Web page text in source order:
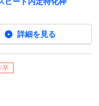
詳細を見る
卒